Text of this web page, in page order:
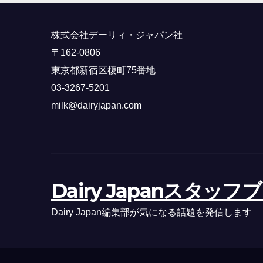
株式会社デーリィ・ジャパン社
〒162-0806
東京都新宿区榎町75番地
03-3267-5201
milk@dairyjapan.com
Dairy Japanスタッフ
Dairy Japan編集部が気になる話題を発信します